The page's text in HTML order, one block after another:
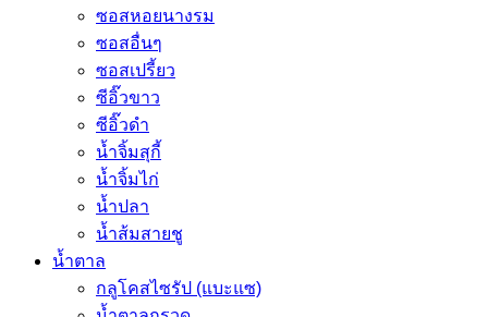
ซอสหอยนางรม
ซอสอื่นๆ
ซอสเปรี้ยว
ซีอิ๊วขาว
ซีอิ๊วดำ
น้ำจิ้มสุกี้
น้ำจิ้มไก่
น้ำปลา
น้ำส้มสายชู
น้ำตาล
กลูโคสไซรัป (แบะแซ)